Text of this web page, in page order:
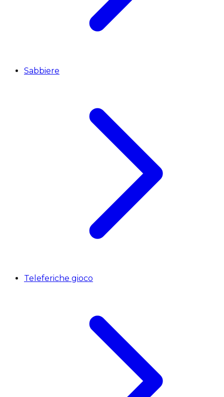
Sabbiere
Teleferiche gioco